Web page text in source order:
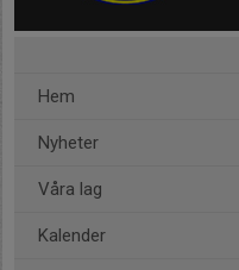
Hem
Nyheter
Våra lag
Kalender